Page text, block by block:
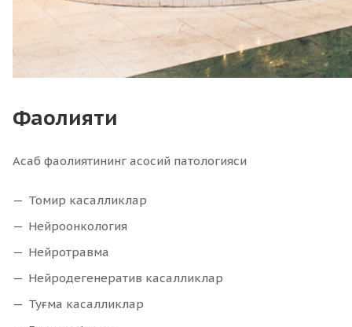
Фаолияти
Асаб фаолиятининг асосий патологияси
Томир касалликлар
Нейроонкология
Нейротравма
Нейродегенератив касалликлар
Туғма касалликлар